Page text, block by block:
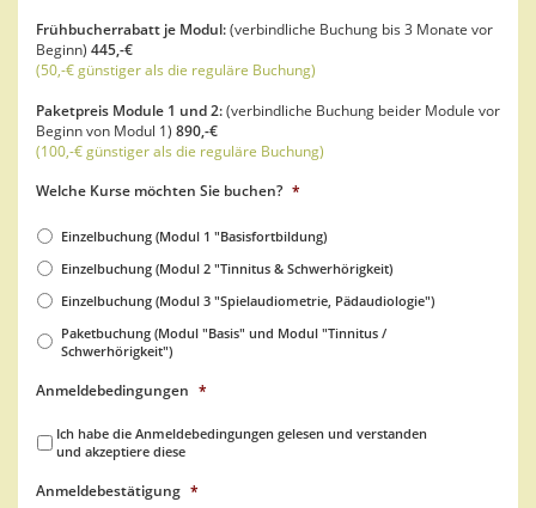
Frühbucherrabatt je Modul:(verbindliche Buchung bis 3 Monate vor
Beginn) 445,-€
(50,-€ günstiger als die reguläre Buchung)
Paketpreis Module 1 und 2:(verbindliche Buchung beider Module vor
Beginn von Modul 1) 890,-€
(100,-€ günstiger als die reguläre Buchung)
Welche Kurse möchten Sie buchen? *
Einzelbuchung (Modul 1 "Basisfortbildung)
Einzelbuchung (Modul 2 "Tinnitus & Schwerhörigkeit)
Einzelbuchung (Modul 3 "Spielaudiometrie, Pädaudiologie")
Paketbuchung (Modul "Basis" und Modul "Tinnitus /
Schwerhörigkeit")
Anmeldebedingungen *
Ich habe die Anmeldebedingungen gelesen und verstanden
und akzeptiere diese
Anmeldebestätigung *